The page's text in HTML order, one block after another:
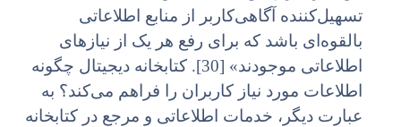
تسهیل‌کننده آگاهی‌کاربر از منابع اطلاعاتی
بالقوه‌ای باشد که برای رفع هر یک از نیازهای
اطلاعاتی موجودند» [30]. کتابخانه دیجیتال چگونه
اطلاعات مورد نیاز کاربران را فراهم می‌کند؟ به
عبارت دیگر، خدمات اطلاعاتی و مرجع در کتابخانه